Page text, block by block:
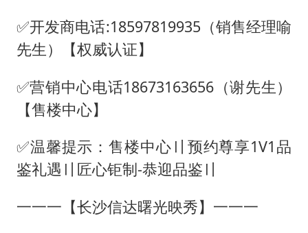
✅开发商电话:18597819935（销售经理喻
先生）【权威认证】
✅营销中心电话18673163656（谢先生）
【售楼中心】
✅温馨提示：售楼中心〢预约尊享1V1品
鉴礼遇〢匠心钜制-恭迎品鉴〢
一一一【长沙信达曙光映秀】一一一